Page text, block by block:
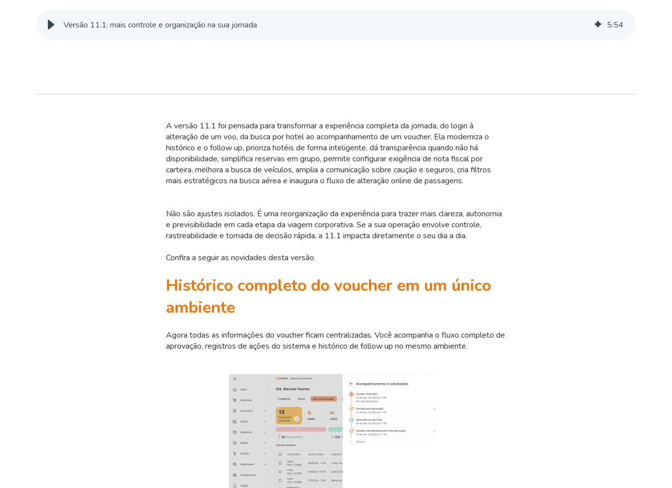
Versão 11.1: mais controle e organização na sua jornada 5:54
A versão 11.1 foi pensada para transformar a experiência completa da jornada, do login à
alteração de um voo, da busca por hotel ao acompanhamento de um voucher. Ela moderniza o
histórico e o follow up, prioriza hotéis de forma inteligente, dá transparência quando não há
disponibilidade, simplifica reservas em grupo, permite configurar exigência de nota fiscal por
carteira, melhora a busca de veículos, amplia a comunicação sobre caução e seguros, cria filtros
mais estratégicos na busca aérea e inaugura o fluxo de alteração online de passagens.
Não são ajustes isolados. É uma reorganização da experiência para trazer mais clareza, autonomia
e previsibilidade em cada etapa da viagem corporativa. Se a sua operação envolve controle,
rastreabilidade e tomada de decisão rápida, a 11.1 impacta diretamente o seu dia a dia.
Confira a seguir as novidades desta versão.
Histórico completo do voucher em um único
ambiente
Agora todas as informações do voucher ficam centralizadas. Você acompanha o fluxo completo de
aprovação, registros de ações do sistema e histórico de follow up no mesmo ambiente.